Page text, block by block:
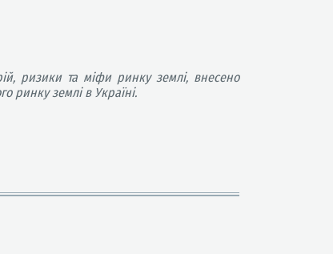
ризики та міфи ринку землі, внесено
ринку землі в Україні.